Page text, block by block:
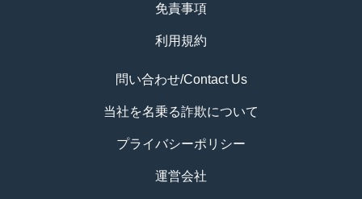
免責事項
利用規約
問い合わせ/Contact Us
当社を名乗る詐欺について
プライバシーポリシー
運営会社